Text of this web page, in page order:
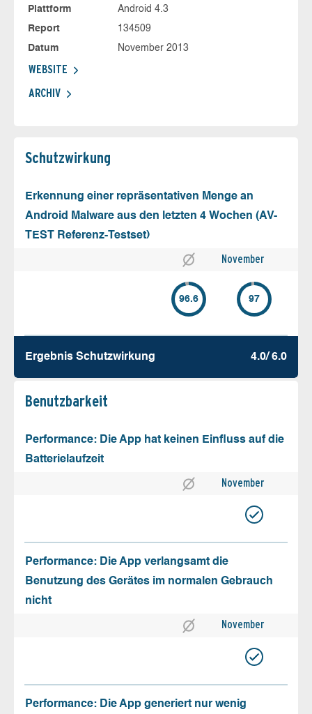
Plattform
Android 4.3
Report
134509
Datum
November 2013
WEBSITE
ARCHIV
Schutz­wirkung
Erkennung einer repräsentativen Menge an
Android Malware aus den letzten 4 Wochen (AV-
TEST Referenz-Testset)
November
96.6 97
Ergebnis Schutz­wirkung 4.0/ 6.0
Benutz­barkeit
Performance: Die App hat keinen Einfluss auf die
Batterielaufzeit
November
Performance: Die App verlangsamt die
Benutzung des Gerätes im normalen Gebrauch
nicht
November
Performance: Die App generiert nur wenig